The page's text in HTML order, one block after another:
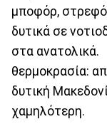
μποφόρ,
δυτικά σε
στα ανατολικά.
θερμοκρασία:
δυτική
χαμηλότερη.